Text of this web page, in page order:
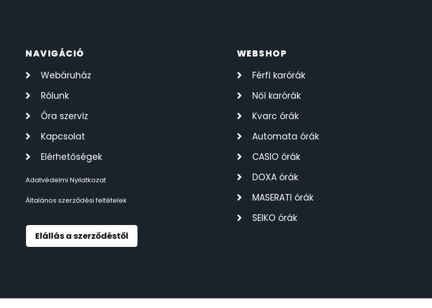
NAVIGÁCIÓ
Webáruház
Rólunk
Óra szerviz
Kapcsolat
Elérhetőségek
Adatvédelmi Nyilatkozat
Általános szerződési feltételek
Elállás a szerződéstől
WEBSHOP
Férfi karórák
Női karórák
Kvarc órák
Automata órák
CASIO órák
DOXA órák
MASERATI órák
SEIKO órák
TIMESTAR HÁLÓZATI ÉBRESZTŐÓRÁK
TISSOT
ZIPPO
ZSEBKÉS
ZSEBÓRÁK